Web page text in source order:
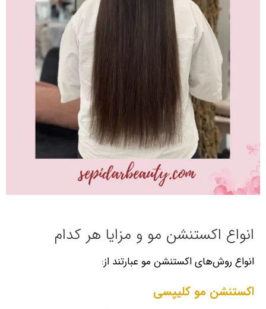
انواع اکستنشن مو و مزایا هر کدام
انواع روش‌های اکستنشن مو عبارتند از:
اکستنشن مو کلیپسی